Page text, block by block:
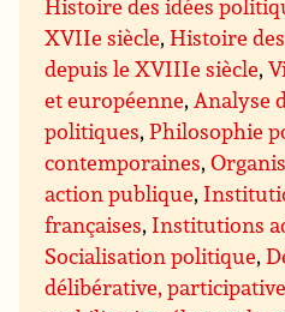
XVIIe siècle,Histoire
depuis le XVIIIe siècle,
et européenne, Analyse
politiques,Philosophie
contemporaines,
action publique,
françaises, Institutions
Socialisation politique,
délibérative, participative